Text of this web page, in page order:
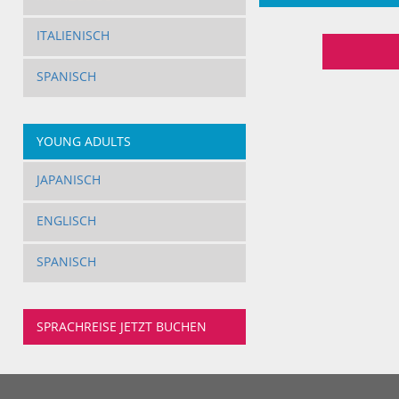
ITALIENISCH
SPANISCH
YOUNG ADULTS
JAPANISCH
ENGLISCH
SPANISCH
SPRACHREISE JETZT BUCHEN